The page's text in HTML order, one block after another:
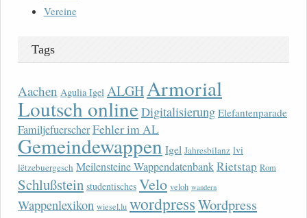
Vereine
Tags
Aachen Agulia Igel ALGHArmorial
Loutsch onlineDigitalisierung Elefantenparade
FamiljefuerscherFehler im AL
Gemeindewappen Igel Jahresbilanz lvi
lëtzebuergesch Meilensteine WappendatenbankRietstap Rom
Schlußstein studentisches Velo veloh wandern
Wappenlexikon wiesel.lu wordpressWordpress